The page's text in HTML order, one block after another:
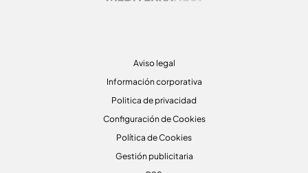
Aviso legal
Información corporativa
Politica de privacidad
Configuración de Cookies
Política de Cookies
Gestión publicitaria